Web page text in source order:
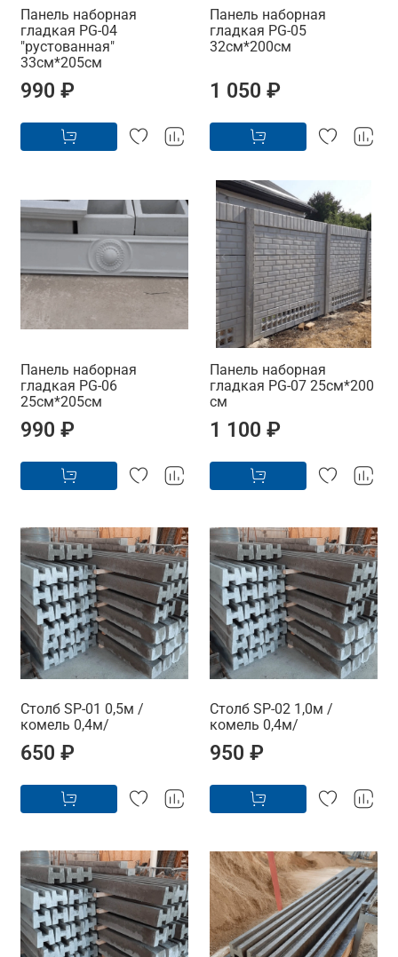
Панель наборная
гладкая PG-04
"рустованная"
33см*205см
990 ₽
Панель наборная
гладкая PG-05
32см*200см
1 050 ₽
Панель наборная
гладкая PG-06
25см*205см
990 ₽
Панель наборная
гладкая PG-07 25см*200
см
1 100 ₽
Столб SP-01 0,5м /
комель 0,4м/
650 ₽
Столб SP-02 1,0м /
комель 0,4м/
950 ₽